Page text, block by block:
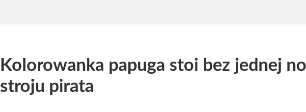
Kolorowanka papuga stoi bez jednej
stroju pirata